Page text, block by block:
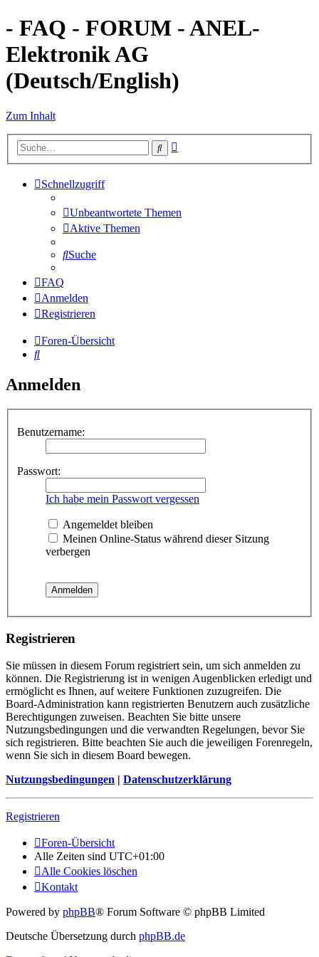
- FAQ - FORUM - ANEL-
Elektronik AG
(Deutsch/English)
Zum Inhalt
Suche
Schnellzugriff
Unbeantwortete Themen
Aktive Themen
Suche
FAQ
Anmelden
Registrieren
Foren-Übersicht
Suche
Anmelden
Benutzername:
Passwort:
Ich habe mein Passwort vergessen
Angemeldet bleiben
Meinen Online-Status während dieser Sitzung
verbergen
Registrieren
Sie müssen in diesem Forum registriert sein, um sich anmelden zu
können. Die Registrierung ist in wenigen Augenblicken erledigt und
ermöglicht es Ihnen, auf weitere Funktionen zuzugreifen. Die
Board-Administration kann registrierten Benutzern auch zusätzliche
Berechtigungen zuweisen. Beachten Sie bitte unsere
Nutzungsbedingungen und die verwandten Regelungen, bevor Sie
sich registrieren. Bitte beachten Sie auch die jeweiligen Forenregeln,
wenn Sie sich in diesem Board bewegen.
Nutzungsbedingungen | Datenschutzerklärung
Registrieren
Foren-Übersicht
Alle Zeiten sind UTC+01:00
Alle Cookies löschen
Kontakt
Powered by phpBB® Forum Software © phpBB Limited
Deutsche Übersetzung durch phpBB.de